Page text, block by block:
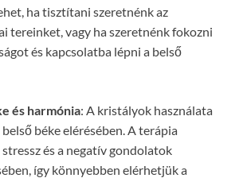
ha tisztítani szeretnénk az
tereinket, vagy ha szeretnénk fokozni
és kapcsolatba lépni a belső
és harmónia: A kristályok használata
béke elérésében. A terápia
és a negatív gondolatok
így könnyebben elérhetjük a